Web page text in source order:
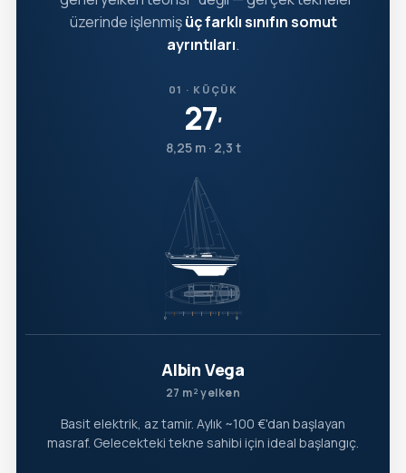
üzerinde işlenmişüç farklı sınıfın somut
ayrıntıları.
01 · KÜÇÜK
27′
8,25 m · 2,3 t
Albin Vega
27 m² yelken
Basit elektrik, az tamir. Aylık ~100 €'dan başlayan
masraf. Gelecekteki tekne sahibi için ideal başlangıç.